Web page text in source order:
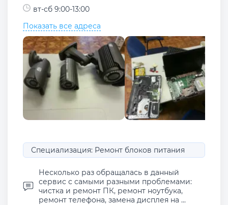
вт-сб 9:00-13:00
Показать все адреса
Специализация: Ремонт блоков питания
Несколько раз обращалась в данный
сервис с самыми разными проблемами:
чистка и ремонт ПК, ремонт ноутбука,
ремонт телефона, замена дисплея на ...